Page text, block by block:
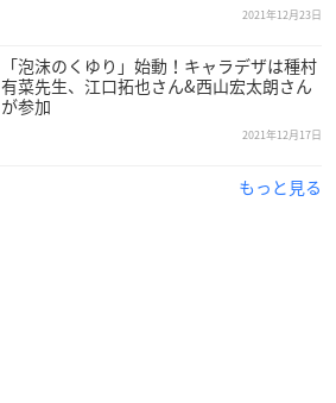
2021年12月23日
「泡沫のくゆり」始動！キャラデザは種村
有菜先生、江口拓也さん&西山宏太朗さん
が参加
2021年12月17日
もっと見る